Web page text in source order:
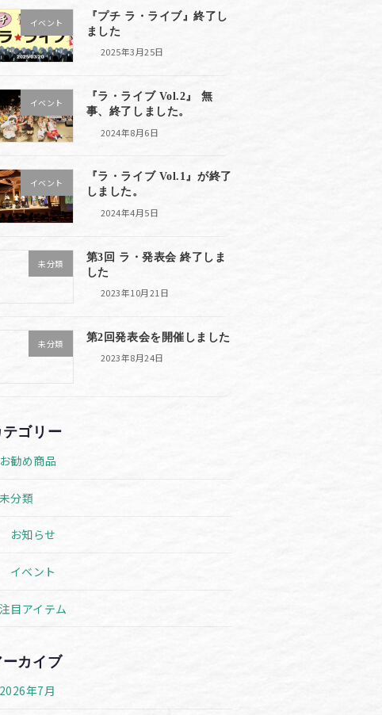
イベント
『プチ ラ・ライブ』終了し
ました
2025年3月25日
イベント
『ラ・ライブ Vol.2』 無
事、終了しました。
2024年8月6日
イベント
『ラ・ライブ Vol.1』が終了
しました。
2024年4月5日
未分類
第3回 ラ・発表会 終了しま
した
2023年10月21日
未分類
第2回発表会を開催しました
2023年8月24日
テゴリー
お勧め商品
未分類
お知らせ
イベント
注目アイテム
ーカイブ
2026年7月